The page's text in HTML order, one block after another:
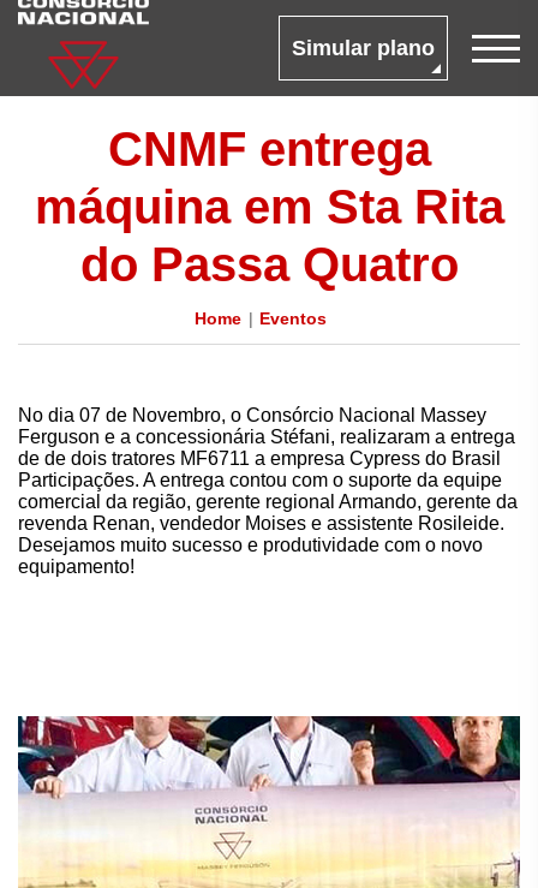
Simular plano
CNMF entrega
máquina em Sta Rita
do Passa Quatro
Home Eventos
No dia 07 de Novembro, o Consórcio Nacional Massey
Ferguson e a concessionária Stéfani, realizaram a entrega
de de dois tratores MF6711 a empresa Cypress do Brasil
Participações. A entrega contou com o suporte da equipe
comercial da região, gerente regional Armando, gerente da
revenda Renan, vendedor Moises e assistente Rosileide.
Desejamos muito sucesso e produtividade com o novo
equipamento!